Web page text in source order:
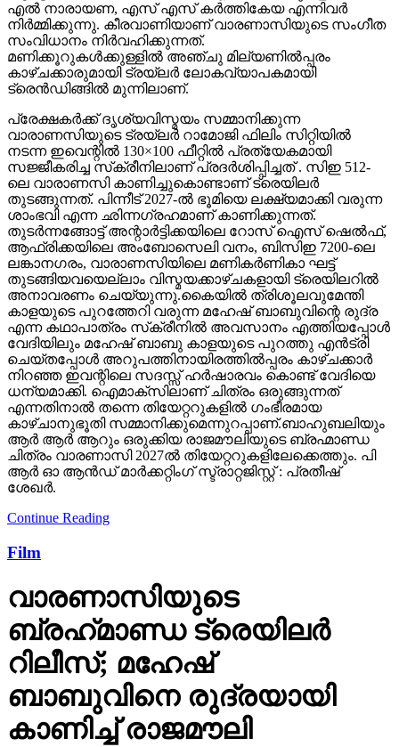
എൽ നാരായണ, എസ് എസ് കർത്തികേയ എന്നിവർ
നിർമ്മിക്കുന്നു. കീരവാണിയാണ് വാരണാസിയുടെ സംഗീത
സംവിധാനം നിർവഹിക്കുന്നത്.
മണിക്കൂറുകൾക്കുള്ളിൽ അഞ്ചു മില്യണിൽപ്പരം
കാഴ്ചക്കാരുമായി ട്രയ്ലർ ലോകവ്യാപകമായി
ട്രെൻഡിങ്ങിൽ മുന്നിലാണ്.
പ്രേക്ഷകർക്ക് ദൃശ്യവിസ്മയം സമ്മാനിക്കുന്ന
വാരാണസിയുടെ ട്രയ്ലർ റാമോജി ഫിലിം സിറ്റിയിൽ
നടന്ന ഇവെന്റിൽ 130×100 ഫീറ്റിൽ പ്രത്യേകമായി
സജ്ജീകരിച്ച സ്‌ക്രീനിലാണ് പ്രദർശിപ്പിച്ചത് . സിഇ 512-
ലെ വാരാണസി കാണിച്ചുകൊണ്ടാണ് ട്രെയിലര്‍
തുടങ്ങുന്നത്. പിന്നീട് 2027-ല്‍ ഭൂമിയെ ലക്ഷ്യമാക്കി വരുന്ന
ശാംഭവി എന്ന ഛിന്നഗ്രഹമാണ് കാണിക്കുന്നത്.
തുടര്‍ന്നങ്ങോട്ട് അന്റാര്‍ട്ടിക്കയിലെ റോസ് ഐസ് ഷെല്‍ഫ്,
ആഫ്രിക്കയിലെ അംബോസെലി വനം, ബിസിഇ 7200-ലെ
ലങ്കാനഗരം, വാരാണസിയിലെ മണികര്‍ണികാ ഘട്ട്
തുടങ്ങിയവയെല്ലാം വിസ്മയക്കാഴ്ചകളായി ട്രെയിലറില്‍
അനാവരണം ചെയ്യുന്നു.കൈയില്‍ ത്രിശൂലവുമേന്തി
കാളയുടെ പുറത്തേറി വരുന്ന മഹേഷ് ബാബുവിന്റെ രുദ്ര
എന്ന കഥാപാത്രം സ്‌ക്രീനിൽ അവസാനം എത്തിയപ്പോൾ
വേദിയിലും മഹേഷ് ബാബു കാളയുടെ പുറത്തു എൻട്രി
ചെയ്തപ്പോൾ അറുപത്തിനായിരത്തിൽപ്പരം കാഴ്ചക്കാർ
നിറഞ്ഞ ഇവന്റിലെ സദസ്സ് ഹർഷാരവം കൊണ്ട് വേദിയെ
ധന്യമാക്കി. ഐമാക്‌സിലാണ് ചിത്രം ഒരുങ്ങുന്നത്
എന്നതിനാല്‍ തന്നെ തിയേറ്ററുകളില്‍ ഗംഭീരമായ
കാഴ്ചാനുഭൂതി സമ്മാനിക്കുമെന്നുറപ്പാണ്.ബാഹുബലിയും
ആർ ആർ ആറും ഒരുക്കിയ രാജമൗലിയുടെ ബ്രഹ്മാണ്ഡ
ചിത്രം വാരണാസി 2027ൽ തിയേറ്ററുകളിലേക്കെത്തും. പി
ആർ ഓ ആൻഡ് മാർക്കറ്റിംഗ് സ്ട്രാറ്റജിസ്റ്റ് : പ്രതീഷ്
ശേഖർ.
Continue Reading
Film
വാരണാസിയുടെ
ബ്രഹ്‌മാണ്ഡ ട്രെയിലര്‍
റിലീസ്; മഹേഷ്
ബാബുവിനെ രുദ്രയായി
കാണിച്ച് രാജമൗലി